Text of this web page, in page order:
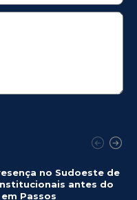
no Sudoeste de
antes do
Passos